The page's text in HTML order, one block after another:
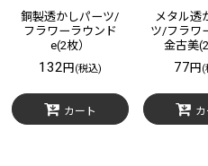
銅製透かしパーツ/
フラワーラウンド
e(2枚）
132 円 (税込)
カート
メタル透
ツ/フラワ
金古美
77円 (